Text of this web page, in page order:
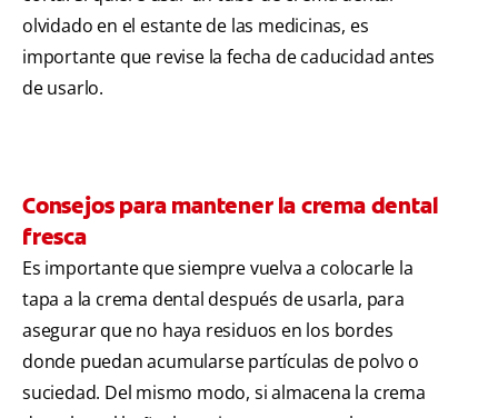
olvidado en el estante de las medicinas, es
importante que revise la fecha de caducidad antes
de usarlo.
Consejos para mantener la crema dental
fresca
Es importante que siempre vuelva a colocarle la
tapa a la crema dental después de usarla, para
asegurar que no haya residuos en los bordes
donde puedan acumularse partículas de polvo o
suciedad. Del mismo modo, si almacena la crema